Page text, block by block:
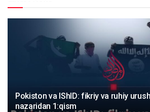
Pokiston va IShID: fikriy va ruhiy
nazaridan 1:qism